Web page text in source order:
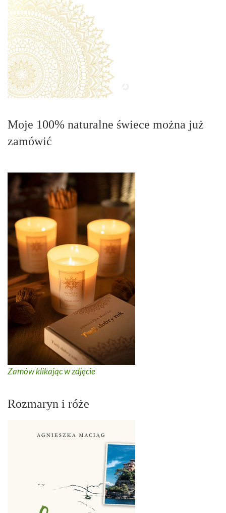
Moje 100% naturalne świece można już
zamówić
Zamów klikając w zdjęcie
Rozmaryn i róże